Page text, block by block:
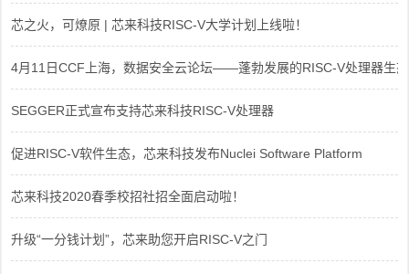
芯之火，可燎原 | 芯来科技RISC-V大学计划上线啦！
4月11日CCF上海，数据安全云论坛——蓬勃发展的RISC-V处理器生态
SEGGER正式宣布支持芯来科技RISC-V处理器
促进RISC-V软件生态，芯来科技发布Nuclei Software Platform
芯来科技2020春季校招社招全面启动啦！
升级“一分钱计划”，芯来助您开启RISC-V之门